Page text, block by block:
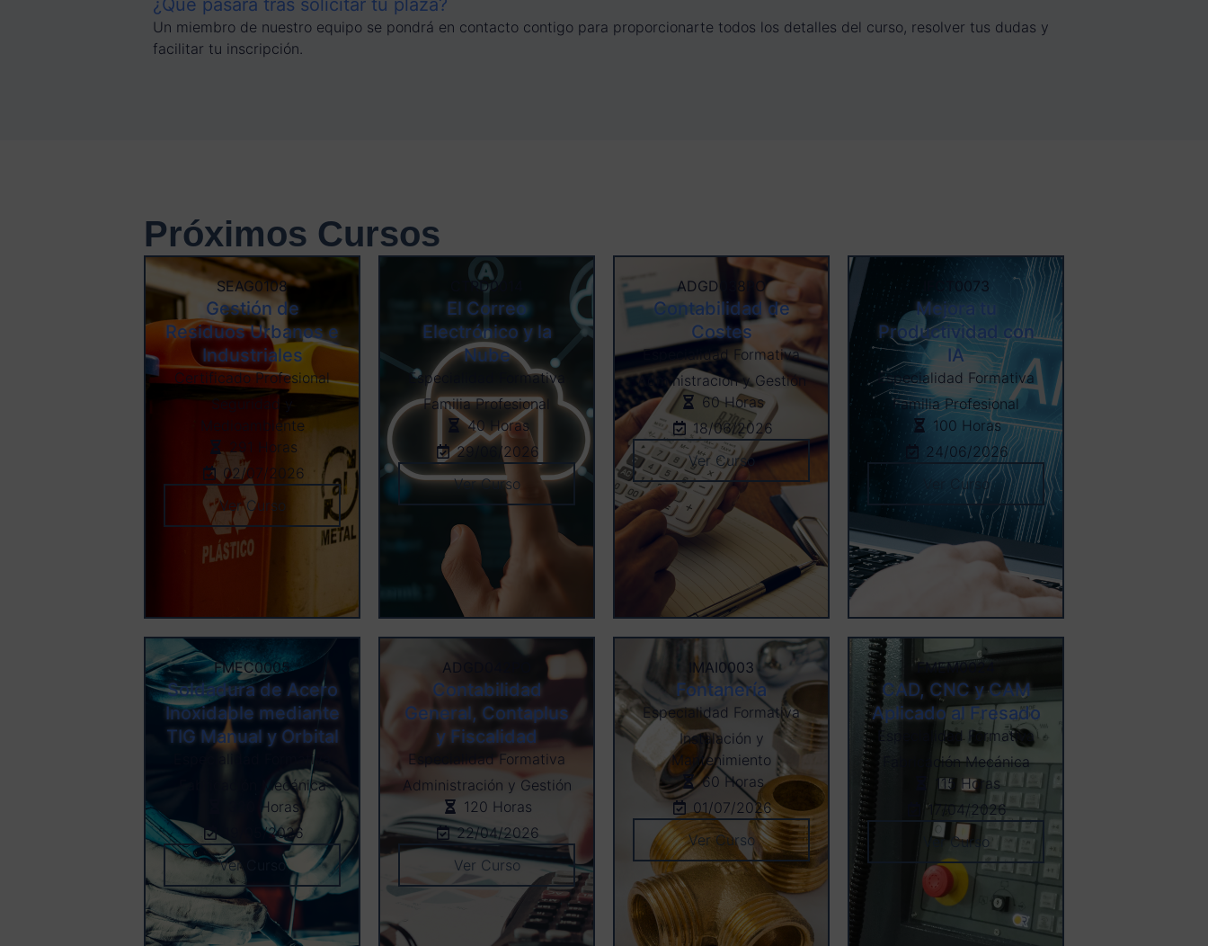
¿Qué pasará tras solicitar tu plaza?
Un miembro de nuestro equipo se pondrá en contacto contigo para proporcionarte todos los detalles del curso, resolver tus dudas y
facilitar tu inscripción.
Próximos Cursos
SEAG0108
Gestión de
Residuos Urbanos e
Industriales
Certificado Profesional
Seguridad y
Medioambiente
291 Horas
02/07/2026
Ver Curso
CTRD0014
El Correo
Electrónico y la
Nube
Especialidad Formativa
Familia Profesional
40 Horas
29/06/2026
Ver Curso
ADGD038PO
Contabilidad de
Costes
Especialidad Formativa
Administración y Gestión
60 Horas
18/06/2026
Ver Curso
IFCT0073
Mejora tu
Productividad con
IA
Especialidad Formativa
Familia Profesional
100 Horas
24/06/2026
Ver Curso
FMEC0005
Soldadura de Acero
Inoxidable mediante
TIG Manual y Orbital
Especialidad Formativa
Fabricación Mecánica
320 Horas
19/05/2026
Ver Curso
ADGD042PO
Contabilidad
General, Contaplus
y Fiscalidad
Especialidad Formativa
Administración y Gestión
120 Horas
22/04/2026
Ver Curso
IMAI0003
Fontanería
Especialidad Formativa
Instalación y
Mantenimiento
60 Horas
01/07/2026
Ver Curso
FMEM0024
CAD, CNC y CAM
Aplicado al Fresado
Especialidad Formativa
Fabricación Mecánica
115 Horas
17/04/2026
Ver Curso